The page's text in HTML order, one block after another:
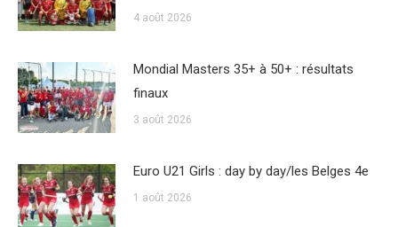
4 août 2026
Mondial Masters 35+ à 50+ : résultats
finaux
3 août 2026
Euro U21 Girls : day by day/les Belges 4e
1 août 2026